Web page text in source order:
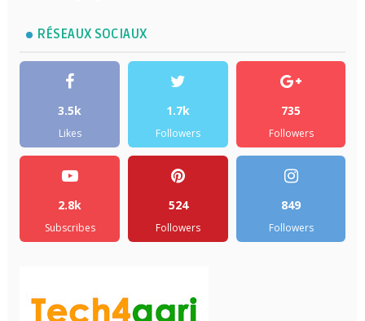
RÉSEAUX SOCIAUX
3.5k
Likes
1.7k
Followers
735
Followers
2.8k
Subscribes
524
Followers
849
Followers